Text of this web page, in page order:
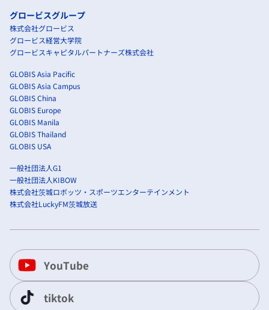
グロービスグループ
株式会社グロービス
グロービス経営大学院
グロービスキャピタルパートナーズ株式会社
GLOBIS Asia Pacific
GLOBIS Asia Campus
GLOBIS China
GLOBIS Europe
GLOBIS Manila
GLOBIS Thailand
GLOBIS USA
一般社団法人G1
一般社団法人KIBOW
株式会社茨城ロボッツ・スポーツエンターテインメント
株式会社LuckyFM茨城放送
YouTube
tiktok